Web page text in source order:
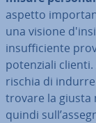
aspetto
una visione
in­suf­fi­cien­te
po­ten­zia­li
rischia di
trovare la giusta
quindi